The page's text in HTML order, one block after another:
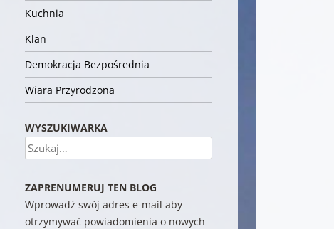
Kuchnia
Klan
Demokracja Bezpośrednia
Wiara Przyrodzona
WYSZUKIWARKA
Szukaj
ZAPRENUMERUJ TEN BLOG
Wprowadź swój adres e-mail aby
otrzymywać powiadomienia o nowych